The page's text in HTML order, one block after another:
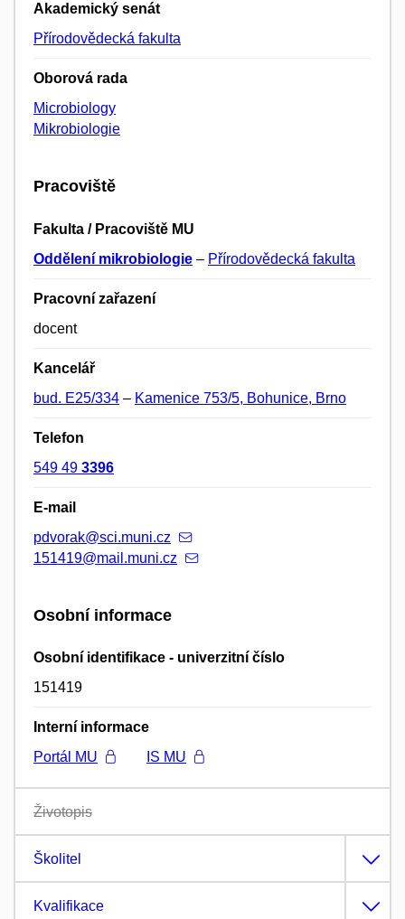
Akademický senát
Přírodovědecká fakulta
Oborová rada
Microbiology
Mikrobiologie
Pracoviště
Fakulta / Pracoviště MU
Oddělení mikrobiologie – Přírodovědecká fakulta
Pracovní zařazení
docent
Kancelář
bud. E25/334 – Kamenice 753/5, Bohunice, Brno
Telefon
549 49 3396
E-mail
pdvorak@sci.muni.cz
151419@mail.muni.cz
Osobní informace
Osobní identifikace - univerzitní číslo
151419
Interní informace
Portál MU
IS MU
Životopis
Školitel
Kvalifikace